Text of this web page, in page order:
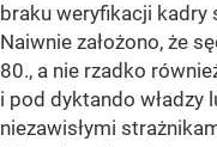
braku weryfikacji
Naiwnie założono, że
80., a nie rzadko
i pod dyktando władzy
niezawisłymi